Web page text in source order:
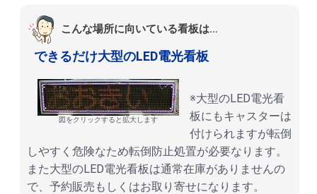
こんな場所に向いている看板は…
できるだけ大型のLED電光看板
図をクリックすると拡大します
※大型のLED電光看
板にもキャスターは
付けられますが転倒
しやすく危険なため転倒防止処置が必要なります。
また大型のLED電光看板は通常在庫がありませんの
で、予約販売もしくはお取り寄せになります。